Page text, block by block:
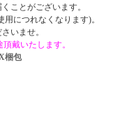
ことがございます。
につれなくなります)。
いませ。
戴いたします。
梱包